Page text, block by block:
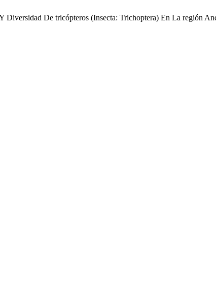
De tricópteros (Insecta: Trichoptera) En La región